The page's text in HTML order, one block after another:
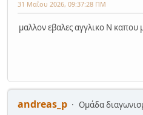
31 Μαΐου 2026, 09:37:28 ΠΜ
μαλλον εβαλες αγγλικο Ν
andreas_p
Ομάδα